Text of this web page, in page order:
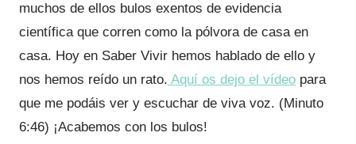
muchos de ellos bulos exentos de evidencia
científica que corren como la pólvora de casa en
casa. Hoy en Saber Vivir hemos hablado de ello y
nos hemos reído un rato. Aquí os dejo el vídeo para
que me podáis ver y escuchar de viva voz. (Minuto
6:46) ¡Acabemos con los bulos!